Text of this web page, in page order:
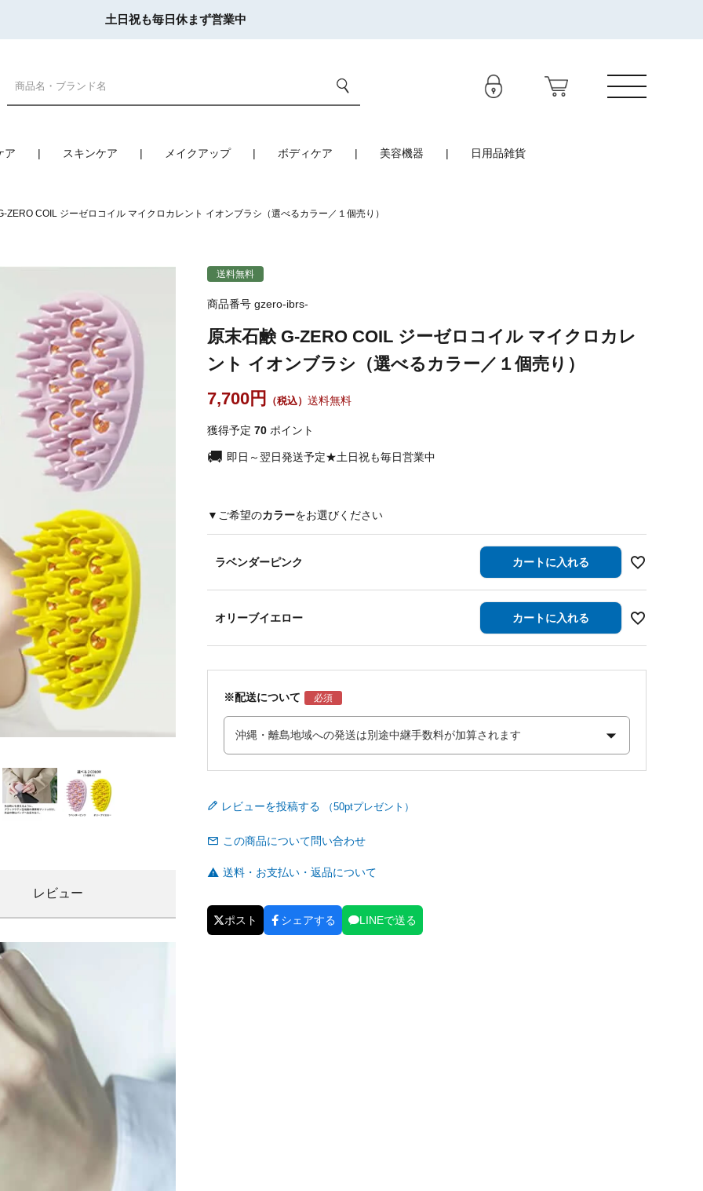
土日祝も毎日休まず営業中
ア スキンケア メイクアップ ボディケア 美容機器 日用品雑貨
ZERO COIL ジーゼロコイル マイクロカレント イオンブラシ（選べるカラー／１個売り）
レビュー
送料無料
商品番号 gzero-ibrs-
原末石鹸 G-ZERO COIL ジーゼロコイル マイクロカレ
ント イオンブラシ（選べるカラー／１個売り）
7,700
送料無料
獲得予定 70 ポイント
即日～翌日発送予定★土日祝も毎日営業中
カラー
ラベンダーピンク カートに入れる
オリーブイエロー カートに入れる
※配送について
レビューを投稿する
この商品について問い合わせ
送料・お支払い・返品について
ポスト シェアする LINEで送る